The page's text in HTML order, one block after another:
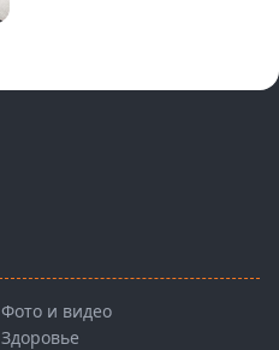
Фото и видео
Здоровье